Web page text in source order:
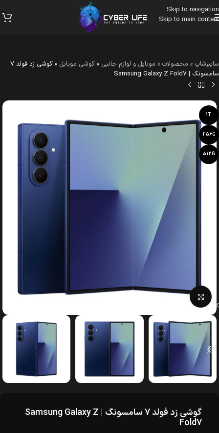
Skip to navigation
Skip to main content
سایبرشاپ » محصولات » موبایل و لوازم جانبی » گوشی موبایل »
گوشی زد فولد 7
سامسونگ | Samsung Galaxy Z Fold7
1T
256G
512G
بزرگنمایی تصویر
گوشی زد فولد 7 سامسونگ | Samsung Galaxy Z
Fold7